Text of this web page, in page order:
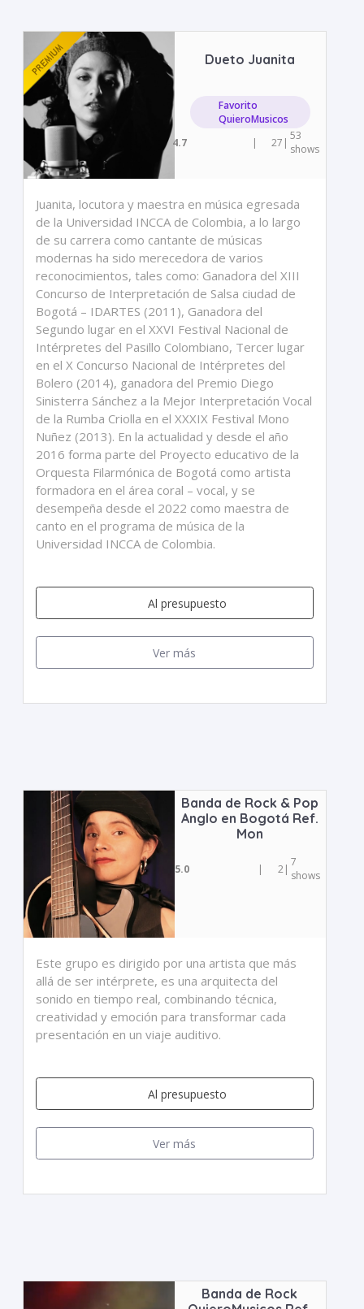
Dueto Juanita
Favorito
QuieroMusicos
4.7
| 27 | 53
shows
Juanita, locutora y maestra en música egresada
de la Universidad INCCA de Colombia, a lo largo
de su carrera como cantante de músicas
modernas ha sido merecedora de varios
reconocimientos, tales como: Ganadora del XIII
Concurso de Interpretación de Salsa ciudad de
Bogotá – IDARTES (2011), Ganadora del
Segundo lugar en el XXVI Festival Nacional de
Intérpretes del Pasillo Colombiano, Tercer lugar
en el X Concurso Nacional de Intérpretes del
Bolero (2014), ganadora del Premio Diego
Sinisterra Sánchez a la Mejor Interpretación Vocal
de la Rumba Criolla en el XXXIX Festival Mono
Nuñez (2013). En la actualidad y desde el año
2016 forma parte del Proyecto educativo de la
Orquesta Filarmónica de Bogotá como artista
formadora en el área coral – vocal, y se
desempeña desde el 2022 como maestra de
canto en el programa de música de la
Universidad INCCA de Colombia.
Al presupuesto
Ver más
Banda de Rock & Pop
Anglo en Bogotá Ref.
Mon
5.0 | 2| 7
shows
Este grupo es dirigido por una artista que más
allá de ser intérprete, es una arquitecta del
sonido en tiempo real, combinando técnica,
creatividad y emoción para transformar cada
presentación en un viaje auditivo.
Al presupuesto
Ver más
Banda de Rock